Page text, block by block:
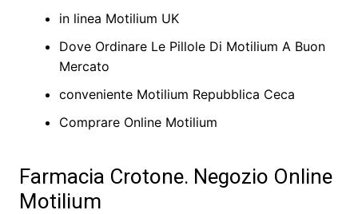
in linea Motilium UK
Dove Ordinare Le Pillole Di Motilium A Buon
Mercato
conveniente Motilium Repubblica Ceca
Comprare Online Motilium
Farmacia Crotone. Negozio Online
Motilium